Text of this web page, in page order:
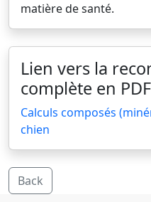
matière de santé.
Lien vers la
complète en PDF
Calculs composés
chien
Back